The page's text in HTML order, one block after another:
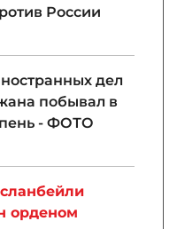
России
дел
побывал в
- ФОТО
орденом